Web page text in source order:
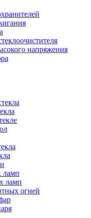
напряжения
ламп
ламп
огней